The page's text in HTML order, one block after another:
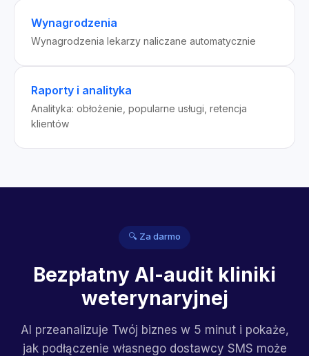
Wynagrodzenia
Wynagrodzenia lekarzy naliczane automatycznie
Raporty i analityka
Analityka: obłożenie, popularne usługi, retencja
klientów
🔍 Za darmo
Bezpłatny AI-audit kliniki
weterynaryjnej
AI przeanalizuje Twój biznes w 5 minut i pokaże,
jak podłączenie własnego dostawcy SMS może